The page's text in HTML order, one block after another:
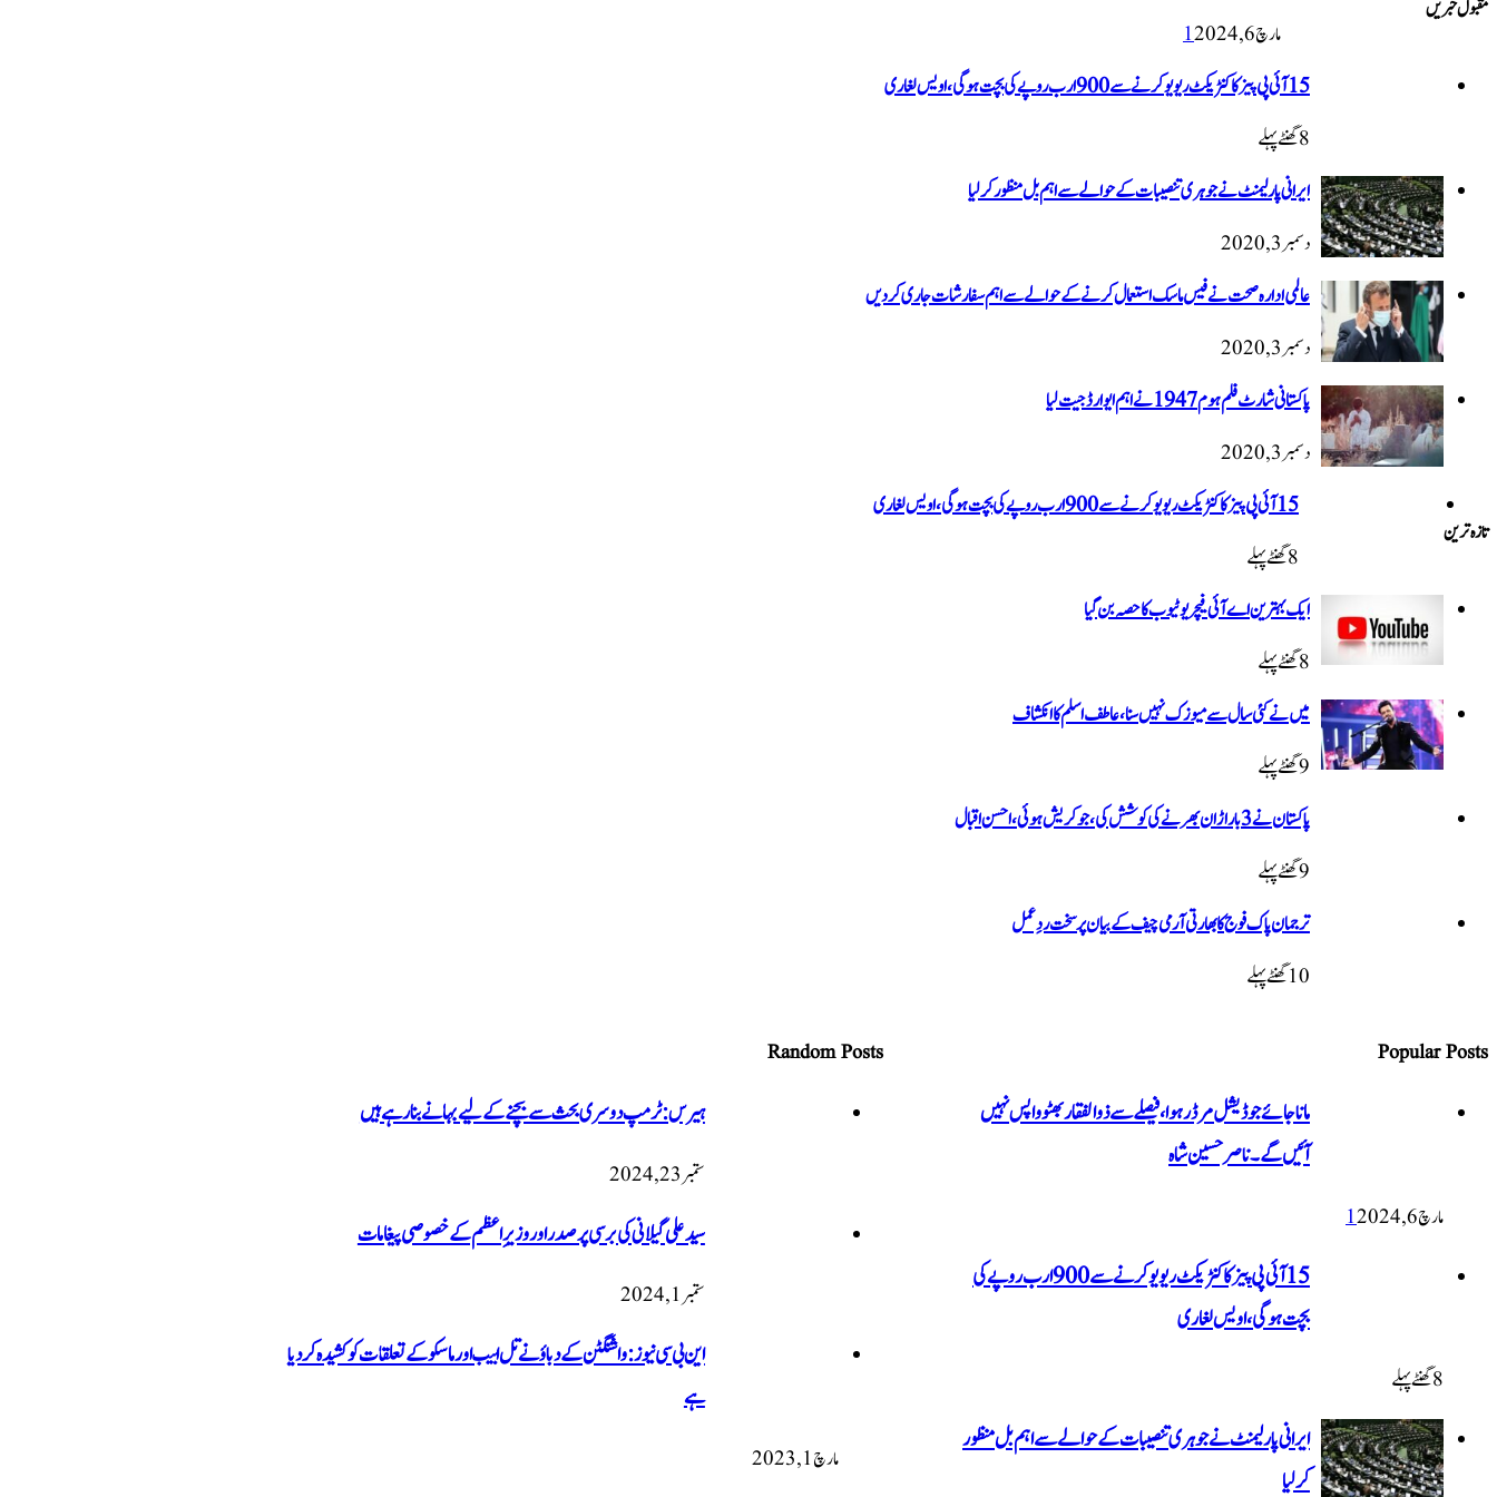
مقبول خبریں
مارچ 6, 2024 1
15 آئی پی پیز کا کنٹریکٹ ریویو کرنے سے 900 ارب روپے کی بچت ہوگی، اویس لغاری
8 گھنٹےپہلے
ایرانی پارلیمنٹ نے جوہری تنصیبات کے حوالے سے اہم بل منظور کرلیا
دسمبر 3, 2020
عالمی ادارہ صحت نے فیس ماسک استعمال کرنے کے حوالے سے اہم سفارشات جاری کردیں
دسمبر 3, 2020
پاکستانی شارٹ فلم ہوم 1947 نےاہم ایوارڈ جیت لیا
دسمبر 3, 2020
تازہ ترین
15 آئی پی پیز کا کنٹریکٹ ریویو کرنے سے 900 ارب روپے کی بچت ہوگی، اویس لغاری
8 گھنٹےپہلے
ایک بہترین اے آئی فیچر یوٹیوب کا حصہ بن گیا
8 گھنٹےپہلے
میں نے کئی سال سے میوزک نہیں سنا، عاطف اسلم کا انکشاف
9 گھنٹےپہلے
پاکستان نے 3 بار اڑان بھرنے کی کوشش کی، جو کریش ہوئی، احسن اقبال
9 گھنٹےپہلے
ترجمان پاک فوج کا بھارتی آرمی چیف کے بیان پر سخت ردِعمل
10 گھنٹےپہلے
Popular Posts
ماناجائے جوڈیشل مرڈر ہوا، فیصلے سے ذوالفقار بھٹو واپس نہیں
آئیں گے۔ ناصر حسین شاہ
مارچ 6, 2024 1
15 آئی پی پیز کا کنٹریکٹ ریویو کرنے سے 900 ارب روپے کی
بچت ہوگی، اویس لغاری
8 گھنٹےپہلے
ایرانی پارلیمنٹ نے جوہری تنصیبات کے حوالے سے اہم بل منظور
کرلیا
Random Posts
ہیرس: ٹرمپ دوسری بحث سے بچنے کے لیے بہانے بنا رہے ہیں
ستمبر 23, 2024
سید علی گیلانی کی برسی پر صدر اور وزیرِ اعظم کے خصوصی پیغامات
ستمبر 1, 2024
این بی سی نیوز: واشنگٹن کے دباؤ نے تل ابیب اور ماسکو کے تعلقات کو کشیدہ کر دیا
ہے
مارچ 1, 2023